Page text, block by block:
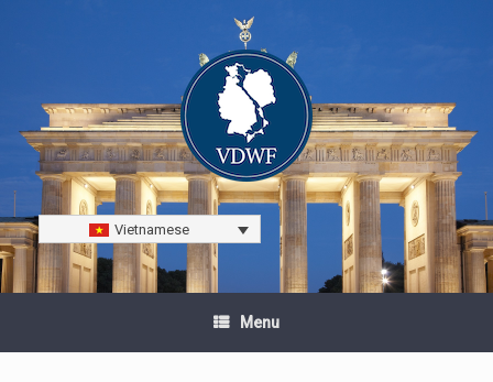
Vietnamese
Menu